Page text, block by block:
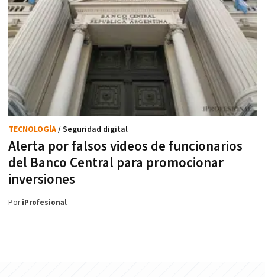
Alerta por falsos videos de funcionarios
del Banco Central para promocionar
inversiones
TECNOLOGÍA/ Seguridad digital
PoriProfesional